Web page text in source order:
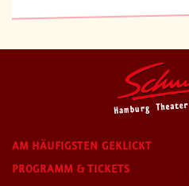
AM HÄUFIGSTEN GEKLICKT
PROGRAMM & TICKETS